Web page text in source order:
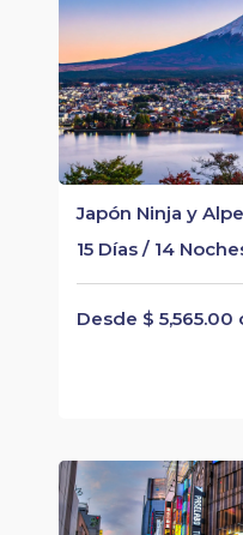
Japón Ninja y
15 Días / 14
Desde $ 5,565.00